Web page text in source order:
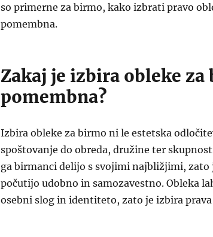
so primerne za birmo, kako izbrati pravo
pomembna.
Zakaj je izbira obleke za
pomembna?
Izbira obleke za birmo ni le estetska
spoštovanje do obreda, družine ter
ga birmanci delijo s svojimi najbližjimi, zato
počutijo udobno in samozavestno. Obleka
osebni slog in identiteto, zato je izbira